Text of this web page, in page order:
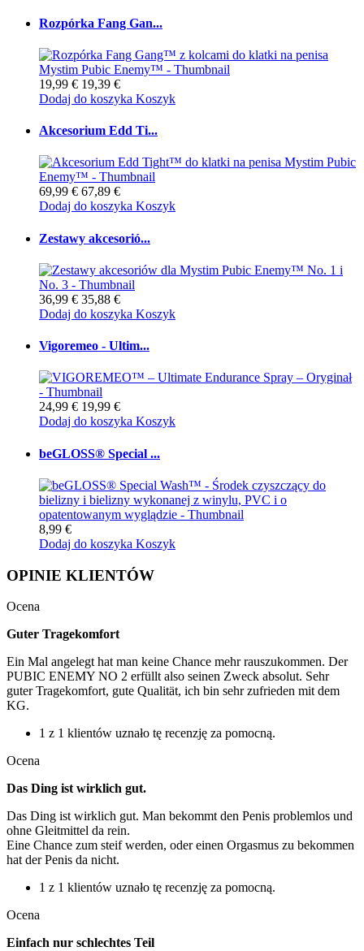
Rozpórka Fang Gan...
19,99 € 19,39 €
Dodaj do koszyka Koszyk
Akcesorium Edd Ti...
69,99 € 67,89 €
Dodaj do koszyka Koszyk
Zestawy akcesorió...
36,99 € 35,88 €
Dodaj do koszyka Koszyk
Vigoremeo - Ultim...
24,99 € 19,99 €
Dodaj do koszyka Koszyk
beGLOSS® Special ...
8,99 €
Dodaj do koszyka Koszyk
OPINIE KLIENTÓW
Ocena
Guter Tragekomfort
Ein Mal angelegt hat man keine Chance mehr rauszukommen. Der
PUBIC ENEMY NO 2 erfüllt also seinen Zweck absolut. Sehr
guter Tragekomfort, gute Qualität, ich bin sehr zufrieden mit dem
KG.
1 z 1 klientów uznało tę recenzję za pomocną.
Ocena
Das Ding ist wirklich gut.
Das Ding ist wirklich gut. Man bekommt den Penis problemlos und
ohne Gleitmittel da rein.
Eine Chance zum steif werden, oder einen Orgasmus zu bekommen
hat der Penis da nicht.
1 z 1 klientów uznało tę recenzję za pomocną.
Ocena
Einfach nur schlechtes Teil